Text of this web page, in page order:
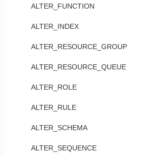
ALTER_FUNCTION
ALTER_INDEX
ALTER_RESOURCE_GROUP
ALTER_RESOURCE_QUEUE
ALTER_ROLE
ALTER_RULE
ALTER_SCHEMA
ALTER_SEQUENCE